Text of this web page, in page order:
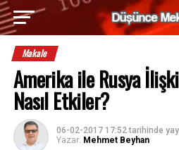
Makale
Amerika ile Rusya
Nasıl Etkiler?
06-02-2017 17:52tarihinde
Yazar: Mehmet Beyhan